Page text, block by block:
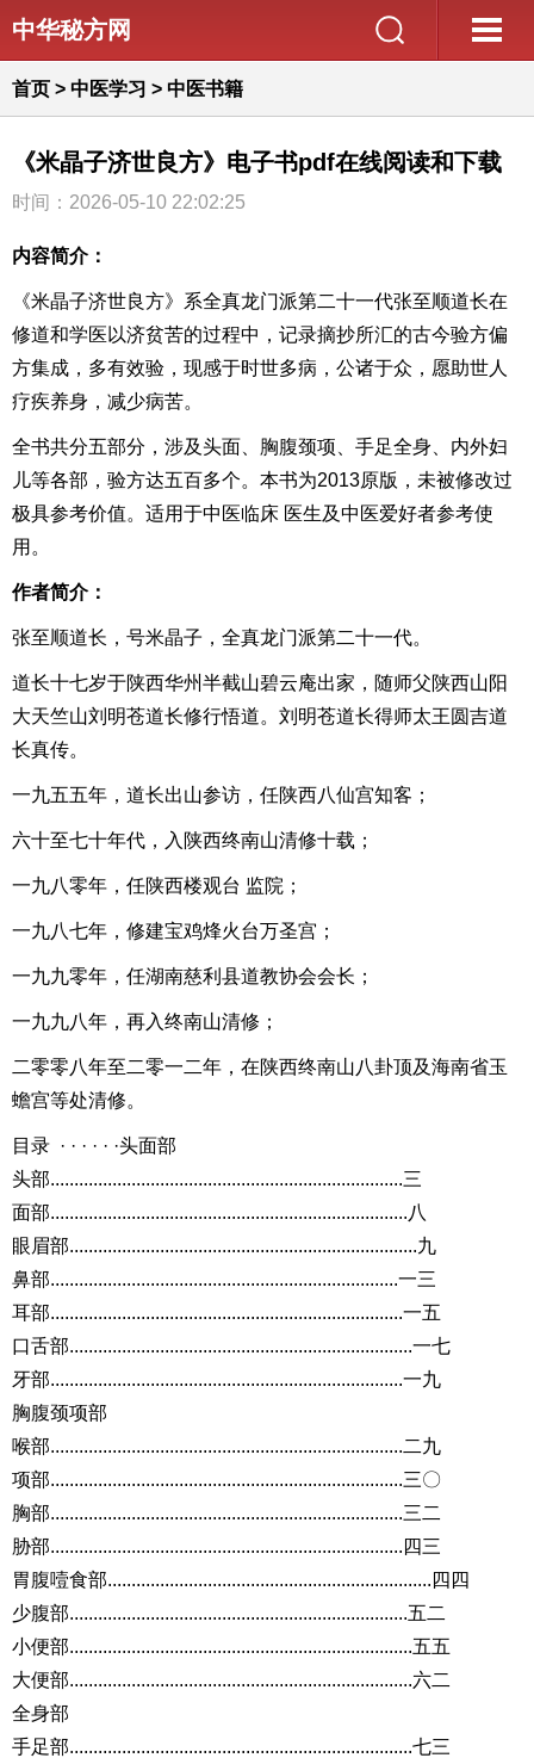
中华秘方网
首页 > 中医学习 > 中医书籍
《米晶子济世良方》电子书pdf在线阅读和下载
时间：2026-05-10 22:02:25
内容简介：
《米晶子济世良方》系全真龙门派第二十一代张至顺道长在
修道和学医以济贫苦的过程中，记录摘抄所汇的古今验方偏
方集成，多有效验，现感于时世多病，公诸于众，愿助世人
疗疾养身，减少病苦。
全书共分五部分，涉及头面、胸腹颈项、手足全身、内外妇
儿等各部，验方达五百多个。本书为2013原版，未被修改过
极具参考价值。适用于中医临床 医生及中医爱好者参考使
用。
作者简介：
张至顺道长，号米晶子，全真龙门派第二十一代。
道长十七岁于陕西华州半截山碧云庵出家，随师父陕西山阳
大天竺山刘明苍道长修行悟道。刘明苍道长得师太王圆吉道
长真传。
一九五五年，道长出山参访，任陕西八仙宫知客；
六十至七十年代，入陕西终南山清修十载；
一九八零年，任陕西楼观台 监院；
一九八七年，修建宝鸡烽火台万圣宫；
一九九零年，任湖南慈利县道教协会会长；
一九九八年，再入终南山清修；
二零零八年至二零一二年，在陕西终南山八卦顶及海南省玉
蟾宫等处清修。
目录 · · · · · ·头面部
头部..........................................................................三
面部...........................................................................八
眼眉部.........................................................................九
鼻部.........................................................................一三
耳部..........................................................................一五
口舌部........................................................................一七
牙部..........................................................................一九
胸腹颈项部
喉部..........................................................................二九
项部..........................................................................三〇
胸部..........................................................................三二
胁部..........................................................................四三
胃腹噎食部....................................................................四四
少腹部.......................................................................五二
小便部........................................................................五五
大便部........................................................................六二
全身部
手足部........................................................................七三